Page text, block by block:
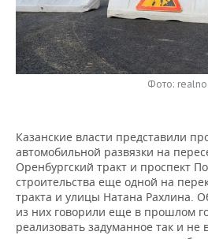
НЕФТЕХИМИЯ
НЕФТЬ
ОПК
РОЗНИЧНАЯ ТОРГОВЛЯ
ТРАНСПОРТ
НОВОСТИ ТЕХНОЛОГИЙ
IT
ТЕЛЕКОММУНИКАЦИИ
МЕРОПРИЯТИЯ
НОВОСТИ МЕРОПРИЯТИЙ
БИЗНЕС-БРАНЧИ
ONLINE-КОНФЕРЕНЦИИ
ОТКРЫТАЯ ЛЕКЦИЯ
СПОРТ
ФУТБОЛ
ХОККЕЙ
БАСКЕТБОЛ
НОВОСТИ ОБЩЕСТВА
ВЛАСТЬ
ИНФРАСТРУКТУРА
ФОТОГАЛЕРЕЯ
СЮЖЕТЫ
СПРАВОЧНИК
Фото:
Казанские власти представили
автомобильной развязки на
Оренбургский тракт и проспект
строительства еще одной на
тракта и улицы Натана Рахлина.
из них говорили еще в прошлом
реализовать задуманное так и